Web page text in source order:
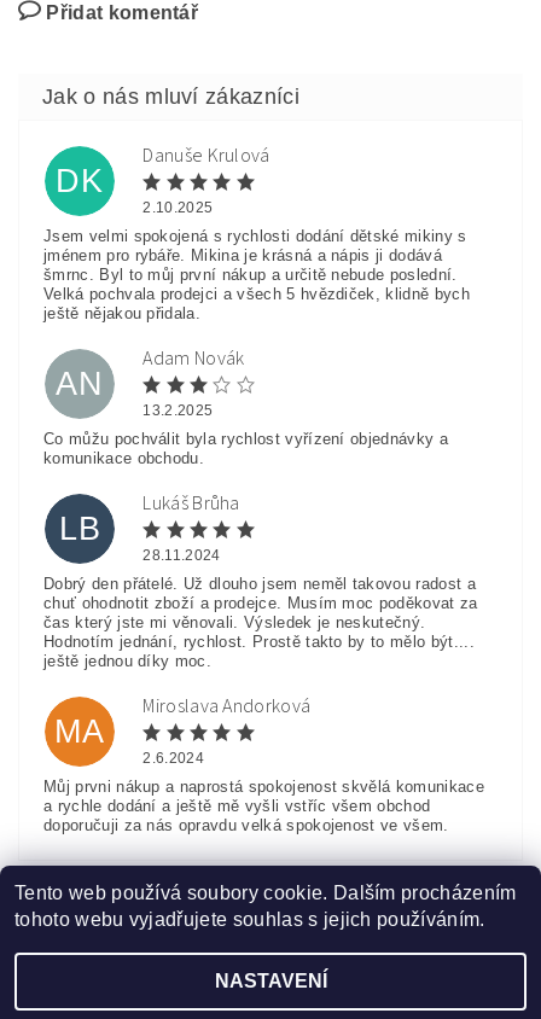
Přidat komentář
DK
Danuše Krulová
2.10.2025
Jsem velmi spokojená s rychlosti dodání dětské mikiny s
jménem pro rybáře. Mikina je krásná a nápis ji dodává
šmrnc. Byl to můj první nákup a určitě nebude poslední.
Velká pochvala prodejci a všech 5 hvězdiček, klidně bych
ještě nějakou přidala.
AN
Adam Novák
13.2.2025
Co můžu pochválit byla rychlost vyřízení objednávky a
komunikace obchodu.
LB
Lukáš Brůha
28.11.2024
Dobrý den přátelé. Už dlouho jsem neměl takovou radost a
chuť ohodnotit zboží a prodejce. Musím moc poděkovat za
čas který jste mi věnovali. Výsledek je neskutečný.
Hodnotím jednání, rychlost. Prostě takto by to mělo být....
ještě jednou díky moc.
MA
Miroslava Andorková
2.6.2024
Můj prvni nákup a naprostá spokojenost skvělá komunikace
a rychle dodání a ještě mě vyšli vstříc všem obchod
doporučuji za nás opravdu velká spokojenost ve všem.
2026 ©www.HobbyTriko.cz, všechna práva vyhrazenaUpravit nastavení cookies
Tento web používá soubory cookie. Dalším procházením
tohoto webu vyjadřujete souhlas s jejich používáním.
NASTAVENÍ